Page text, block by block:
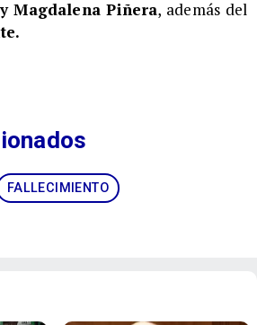
Magdalena Piñera, además del
FALLECIMIENTO